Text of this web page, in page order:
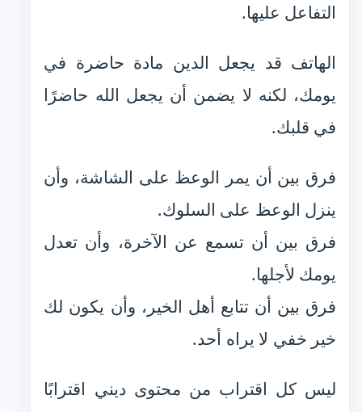
التفاعل عليها.
الهاتف قد يجعل الدين مادة حاضرة في
يومك، لكنه لا يضمن أن يجعل الله حاضرًا
في قلبك.
فرق بين أن يمر الوعظ على الشاشة، وأن
ينزل الوعظ على السلوك.
فرق بين أن تسمع عن الآخرة، وأن تعدل
يومك لأجلها.
فرق بين أن تتابع أهل الخير، وأن يكون لك
خير خفي لا يراه أحد.
ليس كل اقتراب من محتوى ديني اقترابًا